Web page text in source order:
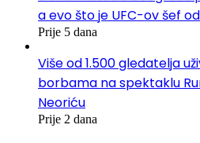
a evo što je UFC-ov šef
Prije 5 dana
Više od 1.500 gledatelja
borbama na spektaklu
Neoriću
Prije 2 dana